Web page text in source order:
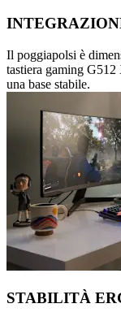
Il poggiapolsi è
tastiera gaming
una base stabile.
STABILITÀ